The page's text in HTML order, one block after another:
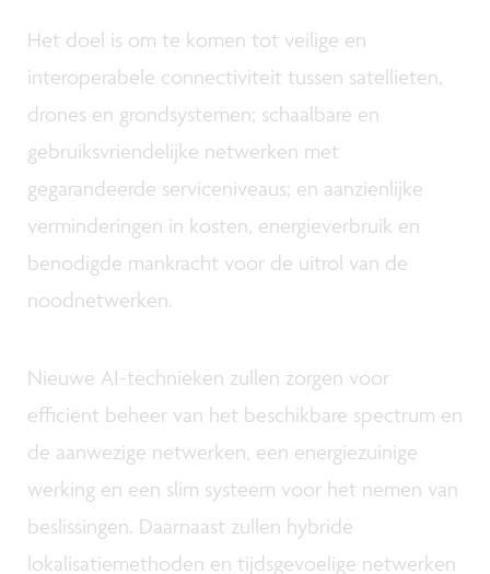
Het doel is om te komen tot veilige en
interoperabele connectiviteit tussen satellieten,
drones en grondsystemen; schaalbare en
gebruiksvriendelijke netwerken met
gegarandeerde serviceniveaus; en aanzienlijke
verminderingen in kosten, energieverbruik en
benodigde mankracht voor de uitrol van de
noodnetwerken.
Nieuwe AI-technieken zullen zorgen voor
efficiënt beheer van het beschikbare spectrum en
de aanwezige netwerken, een energiezuinige
werking en een slim systeem voor het nemen van
beslissingen. Daarnaast zullen hybride
lokalisatiemethoden en tijdsgevoelige netwerken